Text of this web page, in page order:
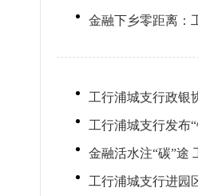
金融下乡零距离：
工行浦城支行政银
工行浦城支行发布
金融活水注“碳”途
工行浦城支行进园